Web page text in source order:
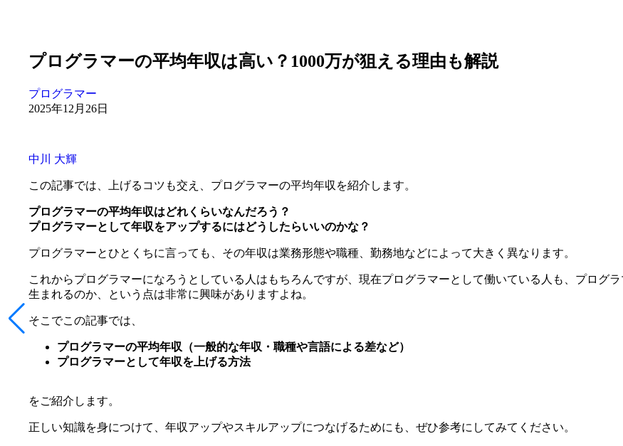
プログラマーの平均年収は高い？1000万が狙える理由も解説
プログラマー
2025年12月26日
中川 大輝
この記事では、上げるコツも交え、プログラマーの平均年収を紹介します。
プログラマーの平均年収はどれくらいなんだろう？
プログラマーとして年収をアップするにはどうしたらいいのかな？
プログラマーとひとくちに言っても、その年収は業務形態や職種、勤務地などによって大きく異なります。
これからプログラマーになろうとしている人はもちろんですが、現在プログラマーとして働いている人も、プログ
生まれるのか、という点は非常に興味がありますよね。
そこでこの記事では、
プログラマーの平均年収（一般的な年収・職種や言語による差など）
プログラマーとして年収を上げる方法
をご紹介します。
正しい知識を身につけて、年収アップやスキルアップにつなげるためにも、ぜひ参考にしてみてください。